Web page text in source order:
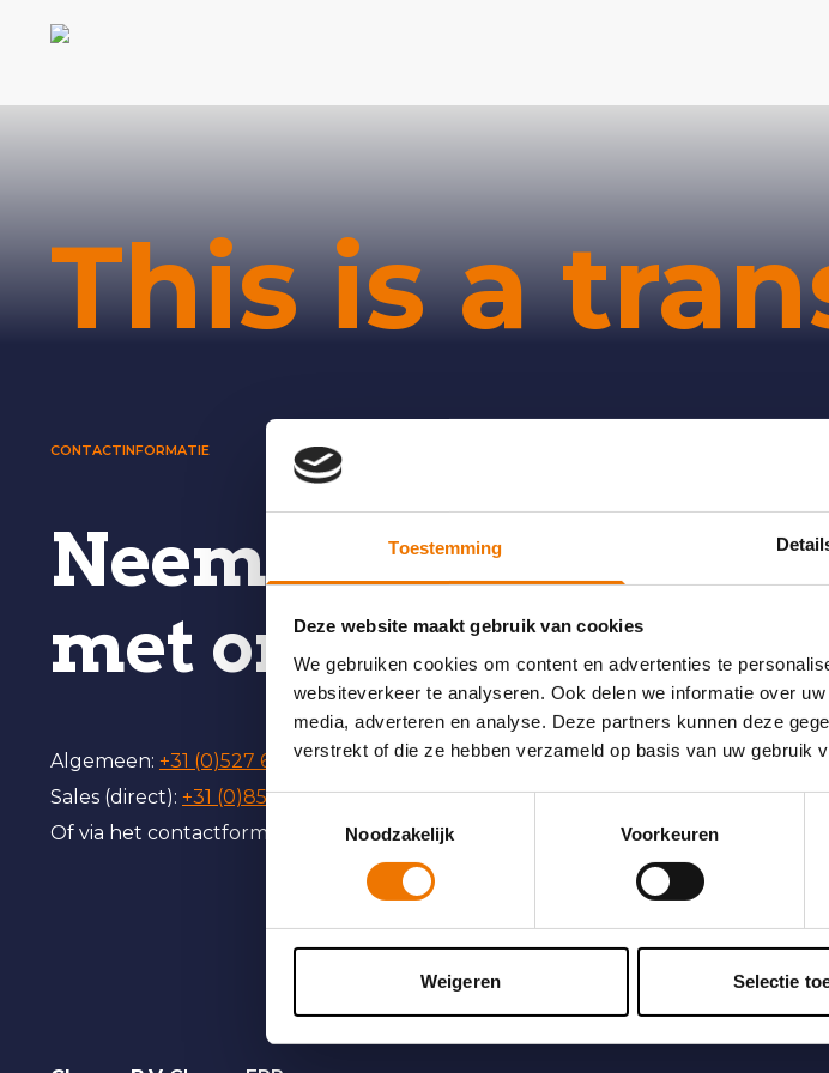
Toestemming
Deze website maakt gebruik van cookies
We gebruiken cookies om content en advertenties te
websiteverkeer te analyseren. Ook delen we informatie over
media, adverteren en analyse. Deze partners kunnen deze
verstrekt of die ze hebben verzameld op basis van uw gebruik
Toestemmingsselectie
Noodzakelijk
Voorkeuren
Weigeren Selectie
This is a
CONTACTINFORMATIE
Neem gerust contact
met ons op
Algemeen: +31 (0)527 688606
Sales (direct): +31 (0)85 0408220
Of via het contactformulier.